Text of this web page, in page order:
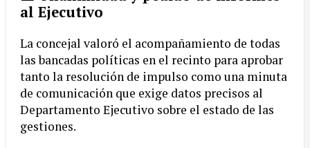
al Ejecutivo
La concejal valoró el acompañamiento de todas
las bancadas políticas en el recinto para aprobar
tanto la resolución de impulso como una minuta
de comunicación que exige datos precisos al
Departamento Ejecutivo sobre el estado de las
gestiones.